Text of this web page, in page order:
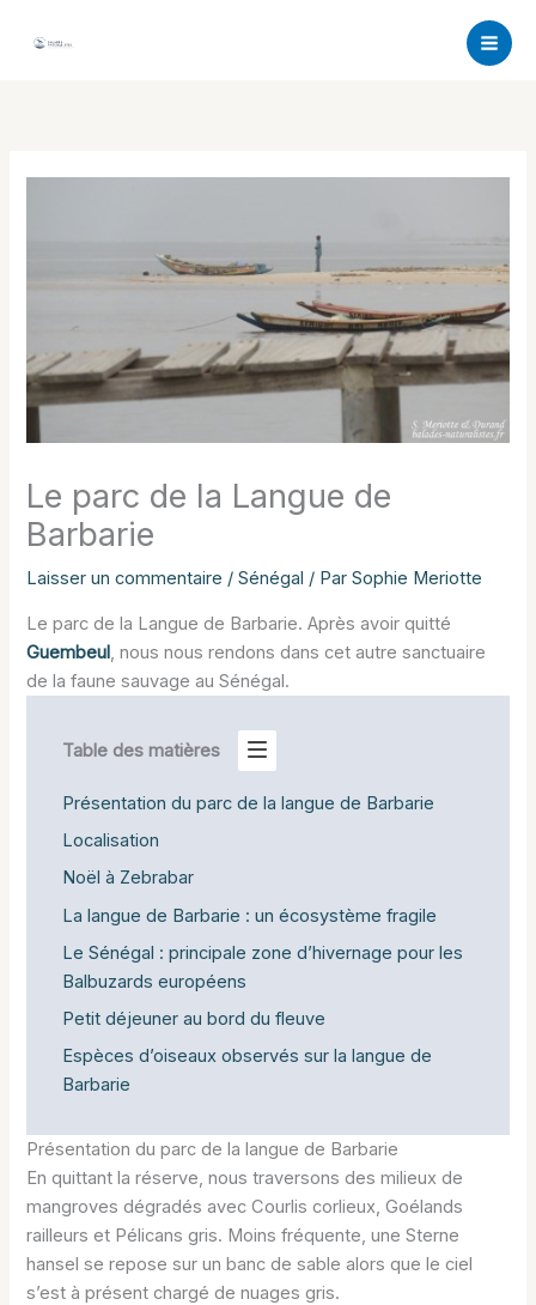
Le parc de la Langue de
Barbarie
Laisser un commentaire /Sénégal / ParSophie Meriotte
Le parc de la Langue de Barbarie. Après avoir quitté
Guembeul, nous nous rendons dans cet autre sanctuaire
de la faune sauvage au Sénégal.
Table des matières
Présentation du parc de la langue de Barbarie
Localisation
Noël à Zebrabar
La langue de Barbarie : un écosystème fragile
Le Sénégal : principale zone d’hivernage pour les
Balbuzards européens
Petit déjeuner au bord du fleuve
Espèces d’oiseaux observés sur la langue de
Barbarie
Présentation du parc de la langue de Barbarie
En quittant la réserve, nous traversons des milieux de
mangroves dégradés avec Courlis corlieux, Goélands
railleurs et Pélicans gris. Moins fréquente, une Sterne
hansel se repose sur un banc de sable alors que le ciel
s’est à présent chargé de nuages gris.